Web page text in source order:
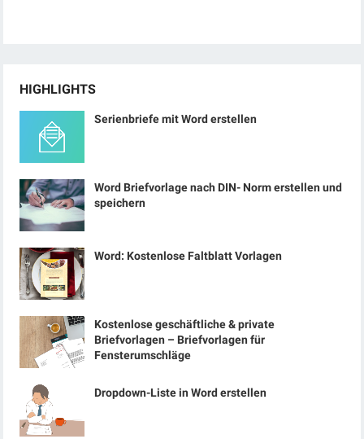
HIGHLIGHTS
Serienbriefe mit Word erstellen
Word Briefvorlage nach DIN- Norm erstellen und
speichern
Word: Kostenlose Faltblatt Vorlagen
Kostenlose geschäftliche & private
Briefvorlagen – Briefvorlagen für
Fensterumschläge
Dropdown-Liste in Word erstellen